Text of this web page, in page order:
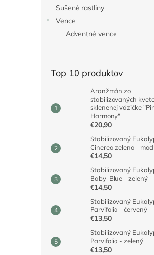
Sušené rastliny
Vence
Adventné vence
Top 10 produktov
Aranžmán zo
stabilizovaných
sklenenej vázičke
Harmony"
€20,90
Stabilizovaný
Cinerea zeleno -
€14,50
Stabilizovaný
Baby-Blue - zelený
€14,50
Stabilizovaný
Parvifolia - červený
€13,50
Stabilizovaný
Parvifolia - zelený
€13,50